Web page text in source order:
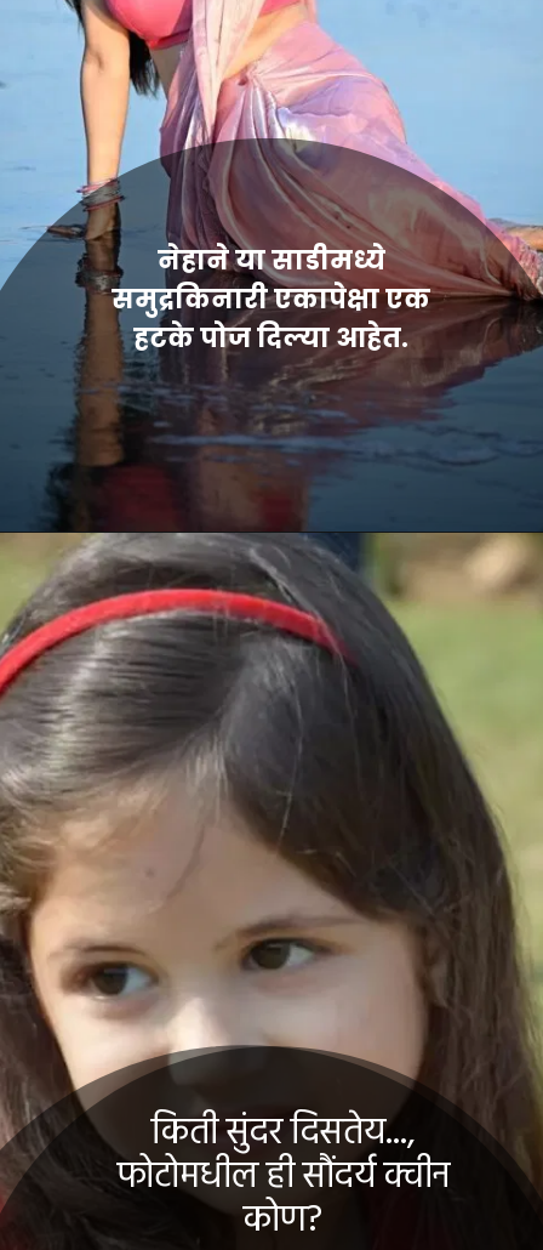
नेहाने या साडीमध्ये
समुद्रकिनारी एकापेक्षा एक
हटके पोज दिल्या आहेत.
किती सुंदर दिसतेय...,
फोटोमधील ही सौंदर्य क्वीन
कोण?